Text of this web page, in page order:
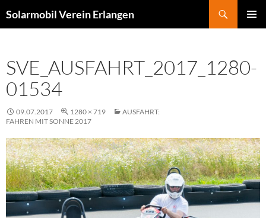
Inhalt
Solarmobil Verein Erlangen
SVE_AUSFAHRT_2017_1280-
01534
09.07.2017 1280 × 719
AUSFAHRT:
FAHREN MIT SONNE 2017